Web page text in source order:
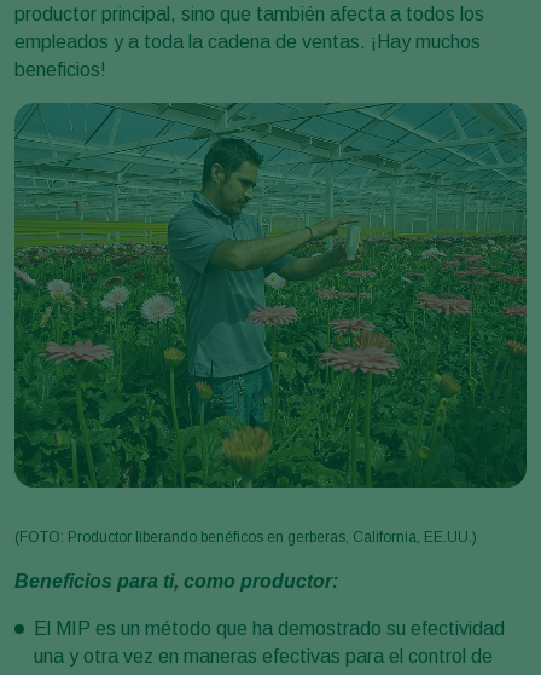
productor principal, sino que también afecta a todos los
empleados y a toda la cadena de ventas. ¡Hay muchos
beneficios!
(FOTO: Productor liberando benéficos en gerberas, California, EE.UU.)
Beneficios para ti, como productor:
El MIP es un método que ha demostrado su efectividad
una y otra vez en maneras efectivas para el control de